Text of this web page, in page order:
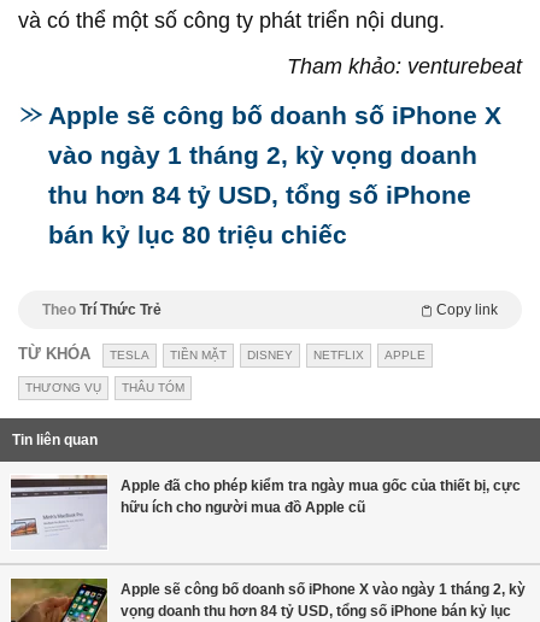
và có thể một số công ty phát triển nội dung.
Tham khảo: venturebeat
Apple sẽ công bố doanh số iPhone X
vào ngày 1 tháng 2, kỳ vọng doanh
thu hơn 84 tỷ USD, tổng số iPhone
bán kỷ lục 80 triệu chiếc
Theo Trí Thức Trẻ Copy link
TỪ KHÓA TESLA TIỀN MẶT DISNEY NETFLIX APPLE
THƯƠNG VỤ THÂU TÓM
Tin liên quan
Apple đã cho phép kiểm tra ngày mua gốc của thiết bị, cực
hữu ích cho người mua đồ Apple cũ
Apple sẽ công bố doanh số iPhone X vào ngày 1 tháng 2, kỳ
vọng doanh thu hơn 84 tỷ USD, tổng số iPhone bán kỷ lục